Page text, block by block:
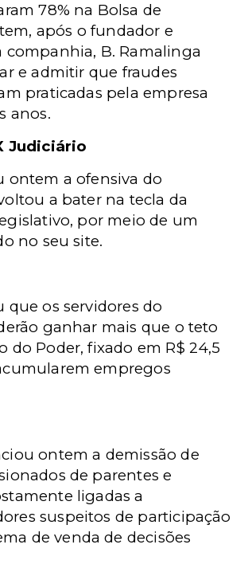
78% na Bolsa de
após o fundador e
companhia, B. Ramalinga
e admitir que fraudes
praticadas pela empresa
anos.
Judiciário
ontem a ofensiva do
a bater na tecla da
por meio de um
no seu site.
que os servidores do
ganhar mais que o teto
do Poder, fixado em R$ 24,5
empregos
ontem a demissão de
de parentes e
ligadas a
suspeitos de participação
de venda de decisões